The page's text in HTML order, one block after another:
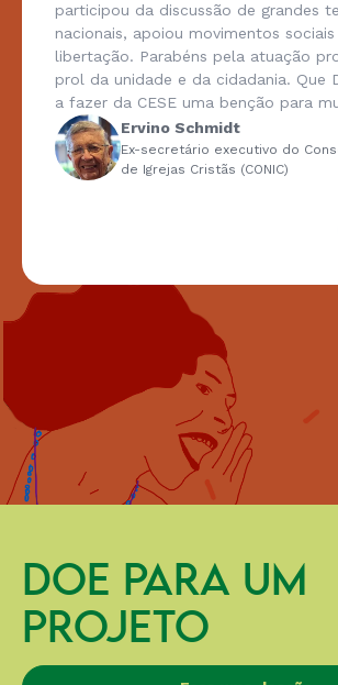
participou da discussão de grandes
nacionais, apoiou movimentos sociais
libertação. Parabéns pela atuação
prol da unidade e da cidadania. Que
a fazer da CESE uma benção para
Ervino Schmidt
Ex-secretário executivo do
de Igrejas Cristãs (CONIC)
DOE PARA UM
PROJETO